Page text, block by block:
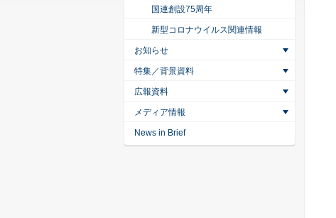
国連創設75周年
新型コロナウイルス関連情報
お知らせ
特集／背景資料
広報資料
メディア情報
News in Brief